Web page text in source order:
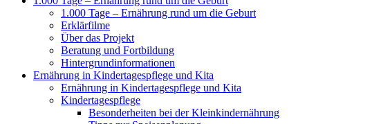
1.000 Tage – Ernährung rund um die Geburt
Erklärfilme
Über das Projekt
Beratung und Fortbildung
Hintergrundinformationen
Ernährung in Kindertagespflege und Kita
Ernährung in Kindertagespflege und Kita
Kindertagespflege
Besonderheiten bei der Kleinkindernährung